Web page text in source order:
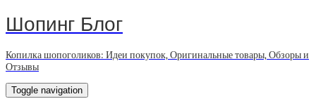
Шопинг Блог
Копилка шопоголиков: Идеи покупок, Оригинальные товары, Обзоры и
Отзывы
Toggle navigation